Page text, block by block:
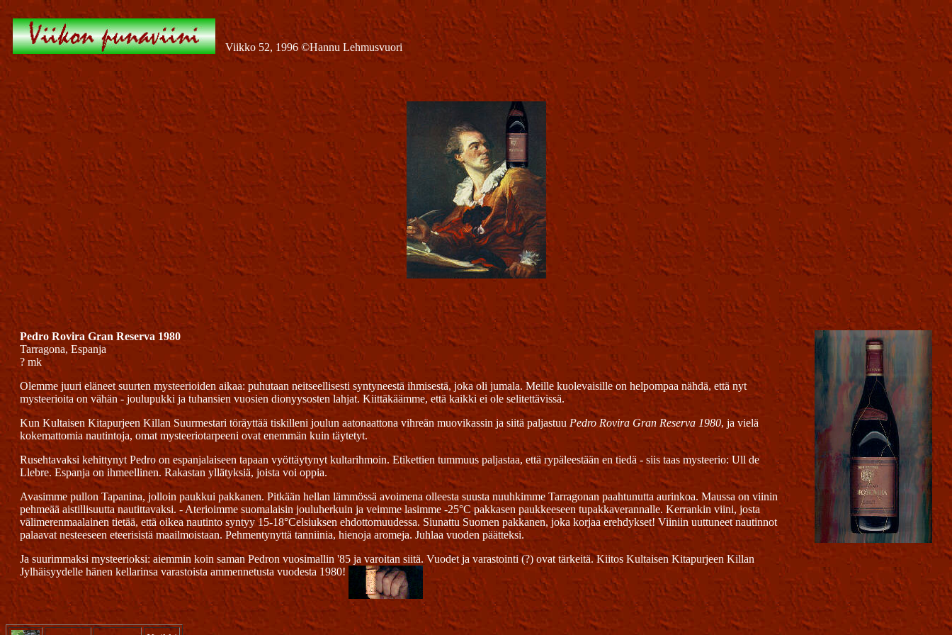
Viikko 52, 1996 ©Hannu Lehmusvuori
Pedro Rovira Gran Reserva 1980
Tarragona, Espanja
? mk
Olemme juuri eläneet suurten mysteerioiden aikaa: puhutaan neitseellisesti syntyneestä ihmisestä, joka oli jumala. Meille kuolevaisille on helpompaa nähdä, että nyt
mysteerioita on vähän - joulupukki ja tuhansien vuosien dionyysosten lahjat. Kiittäkäämme, että kaikki ei ole selitettävissä.
Kun Kultaisen Kitapurjeen Killan Suurmestari töräyttää tiskilleni joulun aatonaattona vihreän muovikassin ja siitä paljastuuPedro Rovira Gran Reserva 1980, ja vielä
kokemattomia nautintoja, omat mysteeriotarpeeni ovat enemmän kuin täytetyt.
Rusehtavaksi kehittynyt Pedro on espanjalaiseen tapaan vyöttäytynyt kultarihmoin. Etikettien tummuus paljastaa, että rypäleestään en tiedä - siis taas mysteerio: Ull de
Llebre. Espanja on ihmeellinen. Rakastan yllätyksiä, joista voi oppia.
Avasimme pullon Tapanina, jolloin paukkui pakkanen. Pitkään hellan lämmössä avoimena olleesta suusta nuuhkimme Tarragonan paahtunutta aurinkoa. Maussa on viinin
pehmeää aistillisuutta nautittavaksi. - Aterioimme suomalaisin jouluherkuin ja veimme lasimme -25°C pakkasen paukkeeseen tupakkaverannalle. Kerrankin viini, josta
välimerenmaalainen tietää, että oikea nautinto syntyy 15-18°Celsiuksen ehdottomuudessa. Siunattu Suomen pakkanen, joka korjaa erehdykset! Viiniin uuttuneet nautinnot
palaavat nesteeseen eteerisistä maailmoistaan. Pehmentynyttä tanniinia, hienoja aromeja. Juhlaa vuoden päätteksi.
Ja suurimmaksi mysteerioksi: aiemmin koin saman Pedron vuosimallin '85 ja varoitan siitä. Vuodet ja varastointi (?) ovat tärkeitä. Kiitos Kultaisen Kitapurjeen Killan
Jylhäisyydelle hänen kellarinsa varastoista ammennetusta vuodesta 1980!